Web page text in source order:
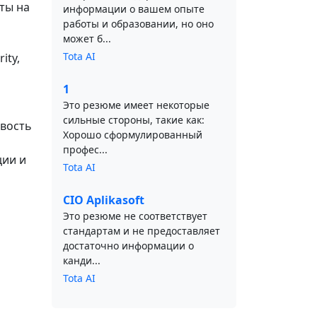
на
и
информации о вашем опыте
работы и образовании, но оно
может б...
Tota AI
1
Это резюме имеет некоторые
сильные стороны, такие как:
Хорошо сформулированный
профес...
Tota AI
CIO Aplikasoft
Это резюме не соответствует
стандартам и не предоставляет
достаточно информации о
канди...
Tota AI